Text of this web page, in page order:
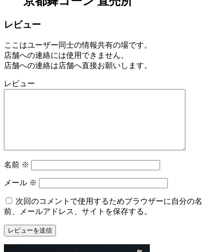
レビュー
ここはユーザー同士の情報共有の場です。
店舗への連絡には使用できません。
店舗への連絡は店舗へ直接お願いします。
レビュー
名前 ※
メール ※
次回のコメントで使用するためブラウザーに自分の名
前、メールアドレス、サイトを保存する。